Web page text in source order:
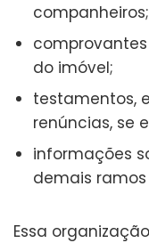
companheiros;
do imóvel;
testamentos,
renúncias, se
informações
demais
Essa